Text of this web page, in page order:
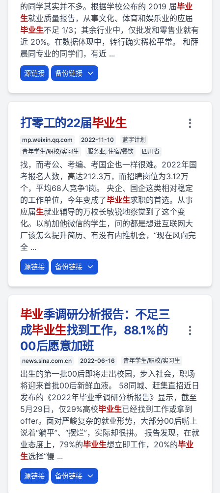
的同学其实并不多。根据学校公布的 2019 届毕业
生就业质量报告，从事文化、体育和娱乐业的应届
毕业生不足 1/3；其余行业中，仅批发和零售业就有
近 20%。在数据体现中，转行确实稀松平常。 和薛
晨同专业的同学们，有近 ...
源链接 备份链接
打零工的22届毕业生
mp.weixin.qq.com 2022-11-10
蓝字计划
青年学生/职校/实习生
服务业, 住宿/餐饮 四川省
找，而考公、考编、考国企也一样很难。2022年国
考报名人数，高达212.3万，而招聘岗位为3.12万
个，平均68人竞争1岗。 央企、国企这类相对稳定
的工作单位，今年变成了毕业生求职的首选。从事
应届生就业辅导的万校长敏锐地察觉到了这个变
化。以前加他微信的学生，问的都是想进互联网大
厂该怎么提升简历、有没有内推机会，“现在风向完
全 ...
源链接 备份链接
毕业季调研分析报告：不足三
成毕业生找到工作，88.1%的
00后愿意加班
news.sina.com.cn 2022-06-16 青年学生/职校/实习生
出生的第一批00后即将走出校园，步入社会，职场
将迎来首批00后新鲜血液。 58同城、赶集直招近日
发布的《2022年毕业季调研分析报告》显示，截至
5月29日，仅29%高校毕业生已经找到工作或拿到
offer。面对严峻复杂的就业形势，大部分00后嘴上
说着“躺平”、“摆烂”，实际却很拼。 报告发现，在就
业态度上，79%的毕业生想立即工作，20%的毕业
生选择“慢 ...
源链接 备份链接